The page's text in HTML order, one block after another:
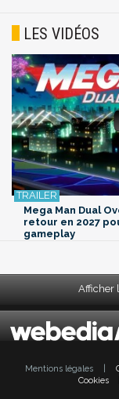
LES VIDÉOS
Mega Man Dual
retour en 2027
gameplay
Afficher
Mentions légales
Cookies